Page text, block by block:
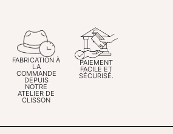
FABRICATION À
LA
COMMANDE
DEPUIS
NOTRE
ATELIER DE
CLISSON
PAIEMENT
FACILE ET
SÉCURISÉ.